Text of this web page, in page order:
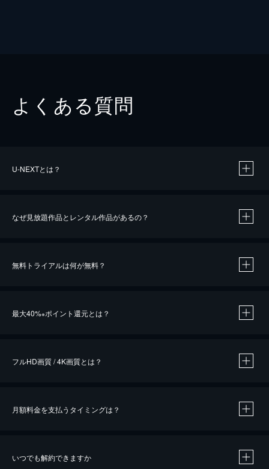
よくある質問
U-NEXTとは？
なぜ見放題作品とレンタル作品があるの？
無料トライアルは何が無料？
最大40%※ポイント還元とは？
※40％ポイント還元の対象は、クレジットカード決済による作品の購入 / レンタルです。
フルHD画質 / 4K画質とは？
月額料金を支払うタイミングは？
いつでも解約できますか